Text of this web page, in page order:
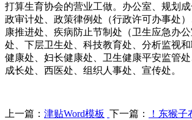
打算生育协会的营业工做。办公室、规划
政审计处、政策律例处（行政许可办事处
康推进处、疾病防止节制处（卫生应急办
处、下层卫生处、科技教育处、分析监视
健康处、妇长健康处、卫生健康平安监管
成长处、西医处、组织人事处、宣传处。
上一篇： 津贴Word模板 下一篇：
！东猴